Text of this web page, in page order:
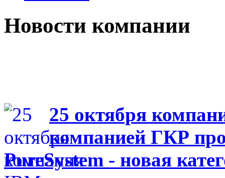
Новости компании
25 октября
компанией ГКР
PureSystem - новая